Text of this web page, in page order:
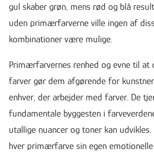
gul skaber grøn, mens rød og blå
uden primærfarverne ville ingen af
kombinationer være mulige.
Primærfarvernes renhed og evne til at
farver gør dem afgørende for
enhver, der arbejder med farver. De
fundamentale byggesten i
utallige nuancer og toner kan
hver primærfarve sin egen